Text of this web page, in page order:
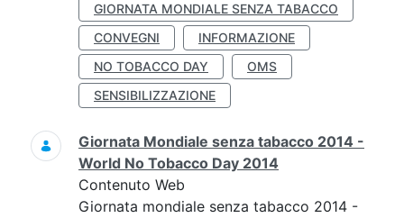
GIORNATA MONDIALE SENZA TABACCO
CONVEGNI
INFORMAZIONE
NO TOBACCO DAY
OMS
SENSIBILIZZAZIONE
Giornata Mondiale senza tabacco 2014 -
World No Tobacco Day 2014
Contenuto Web
Giornata mondiale senza tabacco 2014 -